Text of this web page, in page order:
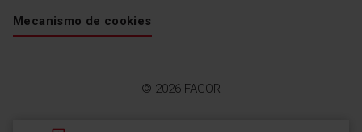
© 2026 FAGOR
Mecanismo de cookies